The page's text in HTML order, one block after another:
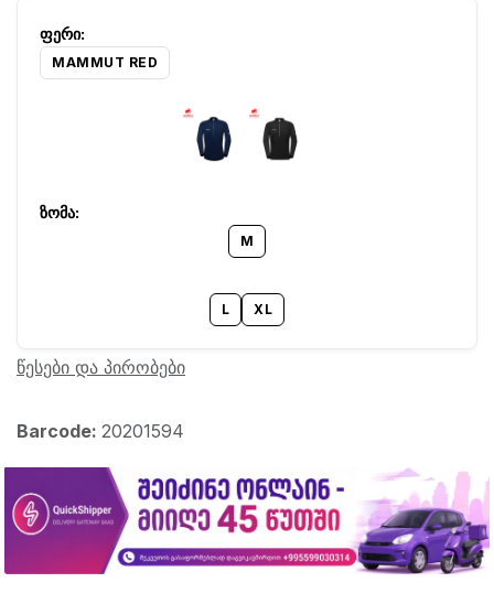
MAMMUT RED
M
L XL
წესები და პირობები
Barcode: 20201594